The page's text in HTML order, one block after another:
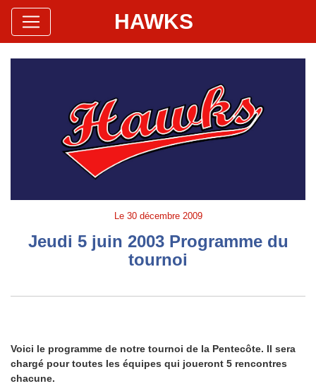
Hawks Baseball Softball
Site Officiel HAWKS
Le 30 décembre 2009
Jeudi 5 juin 2003 Programme du
tournoi
Voici le programme de notre tournoi de la Pentecôte. Il sera
chargé pour toutes les équipes qui joueront 5 rencontres
chacune.